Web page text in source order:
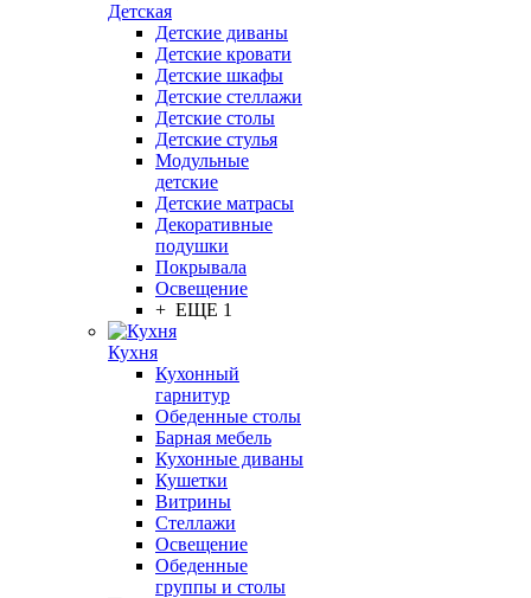
Детская
Детские диваны
Детские кровати
Детские шкафы
Детские стеллажи
Детские столы
Детские стулья
Модульные
детские
Детские матрасы
Декоративные
подушки
Покрывала
Освещение
+ ЕЩЕ 1
Кухня
Кухонный
гарнитур
Обеденные столы
Барная мебель
Кухонные диваны
Кушетки
Витрины
Стеллажи
Освещение
Обеденные
группы и столы